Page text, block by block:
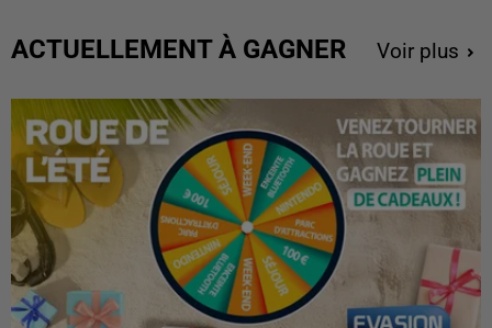
ACTUELLEMENT À GAGNER Voir plus